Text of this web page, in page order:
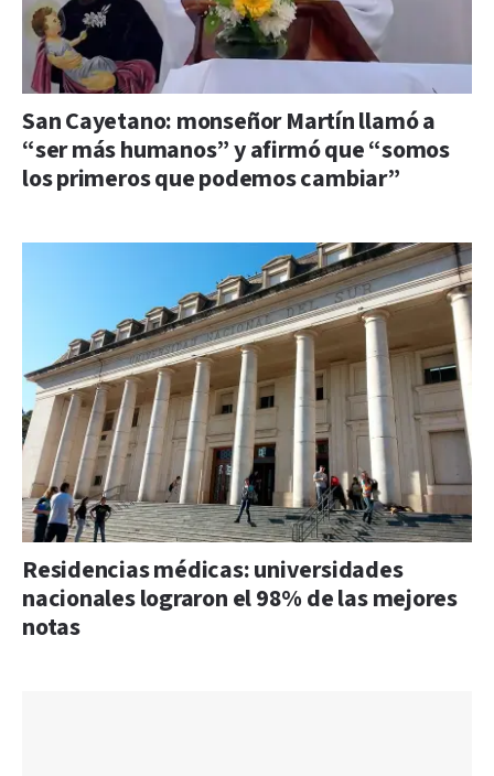
San Cayetano: monseñor Martín llamó a
“ser más humanos” y afirmó que “somos
los primeros que podemos cambiar”
Residencias médicas: universidades
nacionales lograron el 98% de las mejores
notas